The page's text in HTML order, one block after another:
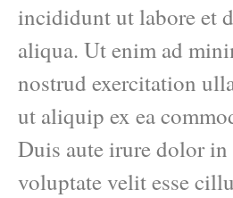
incididunt ut labore et
aliqua. Ut enim ad
nostrud exercitation
ut aliquip ex ea
Duis aute irure dolor
voluptate velit esse